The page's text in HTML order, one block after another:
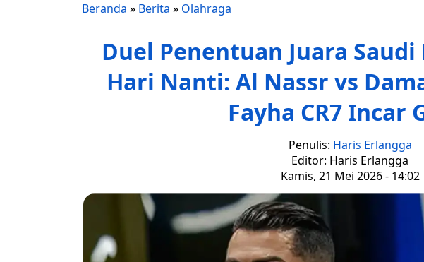
Beranda » Berita » Olahraga
Duel Penentuan Juara
Hari Nanti: Al Nassr vs
Fayha CR7 Incar
Penulis: Haris Erlangga
Editor: Haris Erlangga
Kamis, 21 Mei 2026 - 14:02